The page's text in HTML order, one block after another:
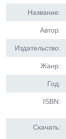
Название:
Автор:
Издательство:
Жанр:
Год:
ISBN:
Скачать: